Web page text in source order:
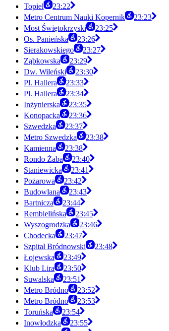
Topiel
23:22
Metro Centrum Nauki Kopernik
23:23
Most Świętokrzyski
23:25
Os. Panieńska
23:26
Sierakowskiego
23:27
Ząbkowska
23:29
Dw. Wileński
23:30
Pl. Hallera
23:33
Pl. Hallera
23:34
Inżynierska
23:35
Konopacka
23:36
Szwedzka
23:37
Metro Szwedzka
23:38
Kamienna
23:38
Rondo Żaba
23:40
Staniewicka
23:41
Pożarowa
23:42
Budowlana
23:43
Bartnicza
23:44
Rembielińska
23:45
Wyszogrodzka
23:46
Chodecka
23:47
Szpital Bródnowski
23:48
Łojewska
23:49
Klub Lira
23:50
Suwalska
23:51
Metro Bródno
23:52
Metro Bródno
23:53
Toruńska
23:54
Inowłodzka
23:55